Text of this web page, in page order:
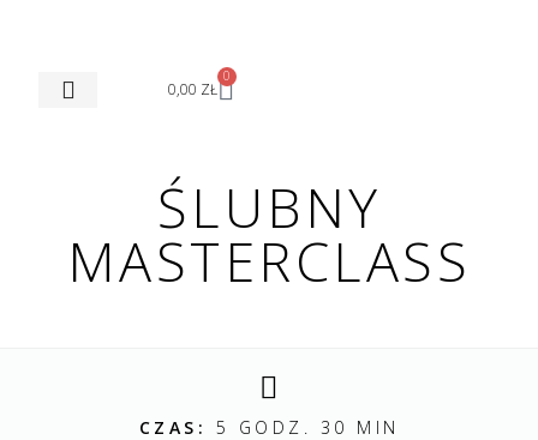
0,00 ZŁ
0
ŚLUBNY
MASTERCLASS
CZAS: 5 GODZ. 30 MIN